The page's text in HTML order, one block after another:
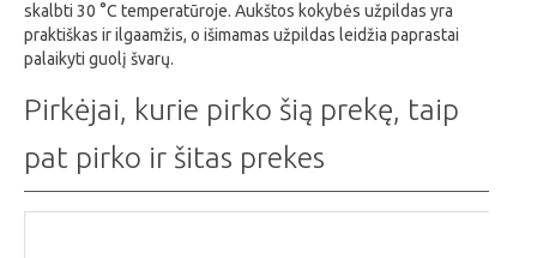
skalbti 30 °C temperatūroje. Aukštos kokybės užpildas yra
praktiškas ir ilgaamžis, o išimamas užpildas leidžia paprastai
palaikyti guolį švarų.
Pirkėjai, kurie pirko šią prekę, taip
pat pirko ir šitas prekes